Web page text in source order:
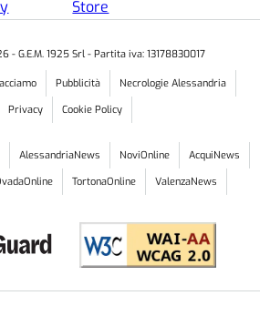
- G.E.M. 1925 Srl - Partita iva: 13178830017
Pubblicità
Necrologie Alessandria
Privacy
Cookie Policy
AlessandriaNews NoviOnline
AcquiNews
TortonaOnline ValenzaNews